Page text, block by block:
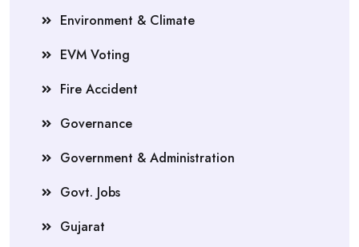
Environment & Climate
EVM Voting
Fire Accident
Governance
Government & Administration
Govt. Jobs
Gujarat